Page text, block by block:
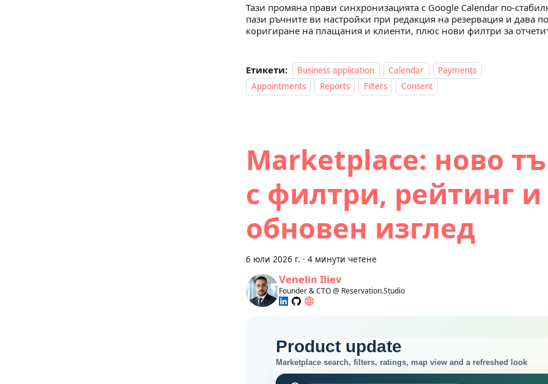
Тази промяна прави синхронизацията с Google Calendar по-
пази ръчните ви настройки при редакция на резервация и дава
коригиране на плащания и клиенти, плюс нови филтри за
Етикети: Business application Calendar
Payments
Appointments
Reports Filters Consent
Marketplace: ново
с филтри, рейтинг и
обновен изглед
6 юли 2026 г. · 4 минути четене
Venelin Iliev
Founder & CTO @ Reservation.Studio